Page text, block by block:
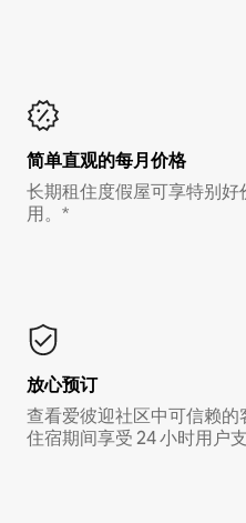
简单直观的每月价格
长期租住度假屋可享特别
用。*
放心预订
查看爱彼迎社区中可信赖
住宿期间享受 24 小时用户支